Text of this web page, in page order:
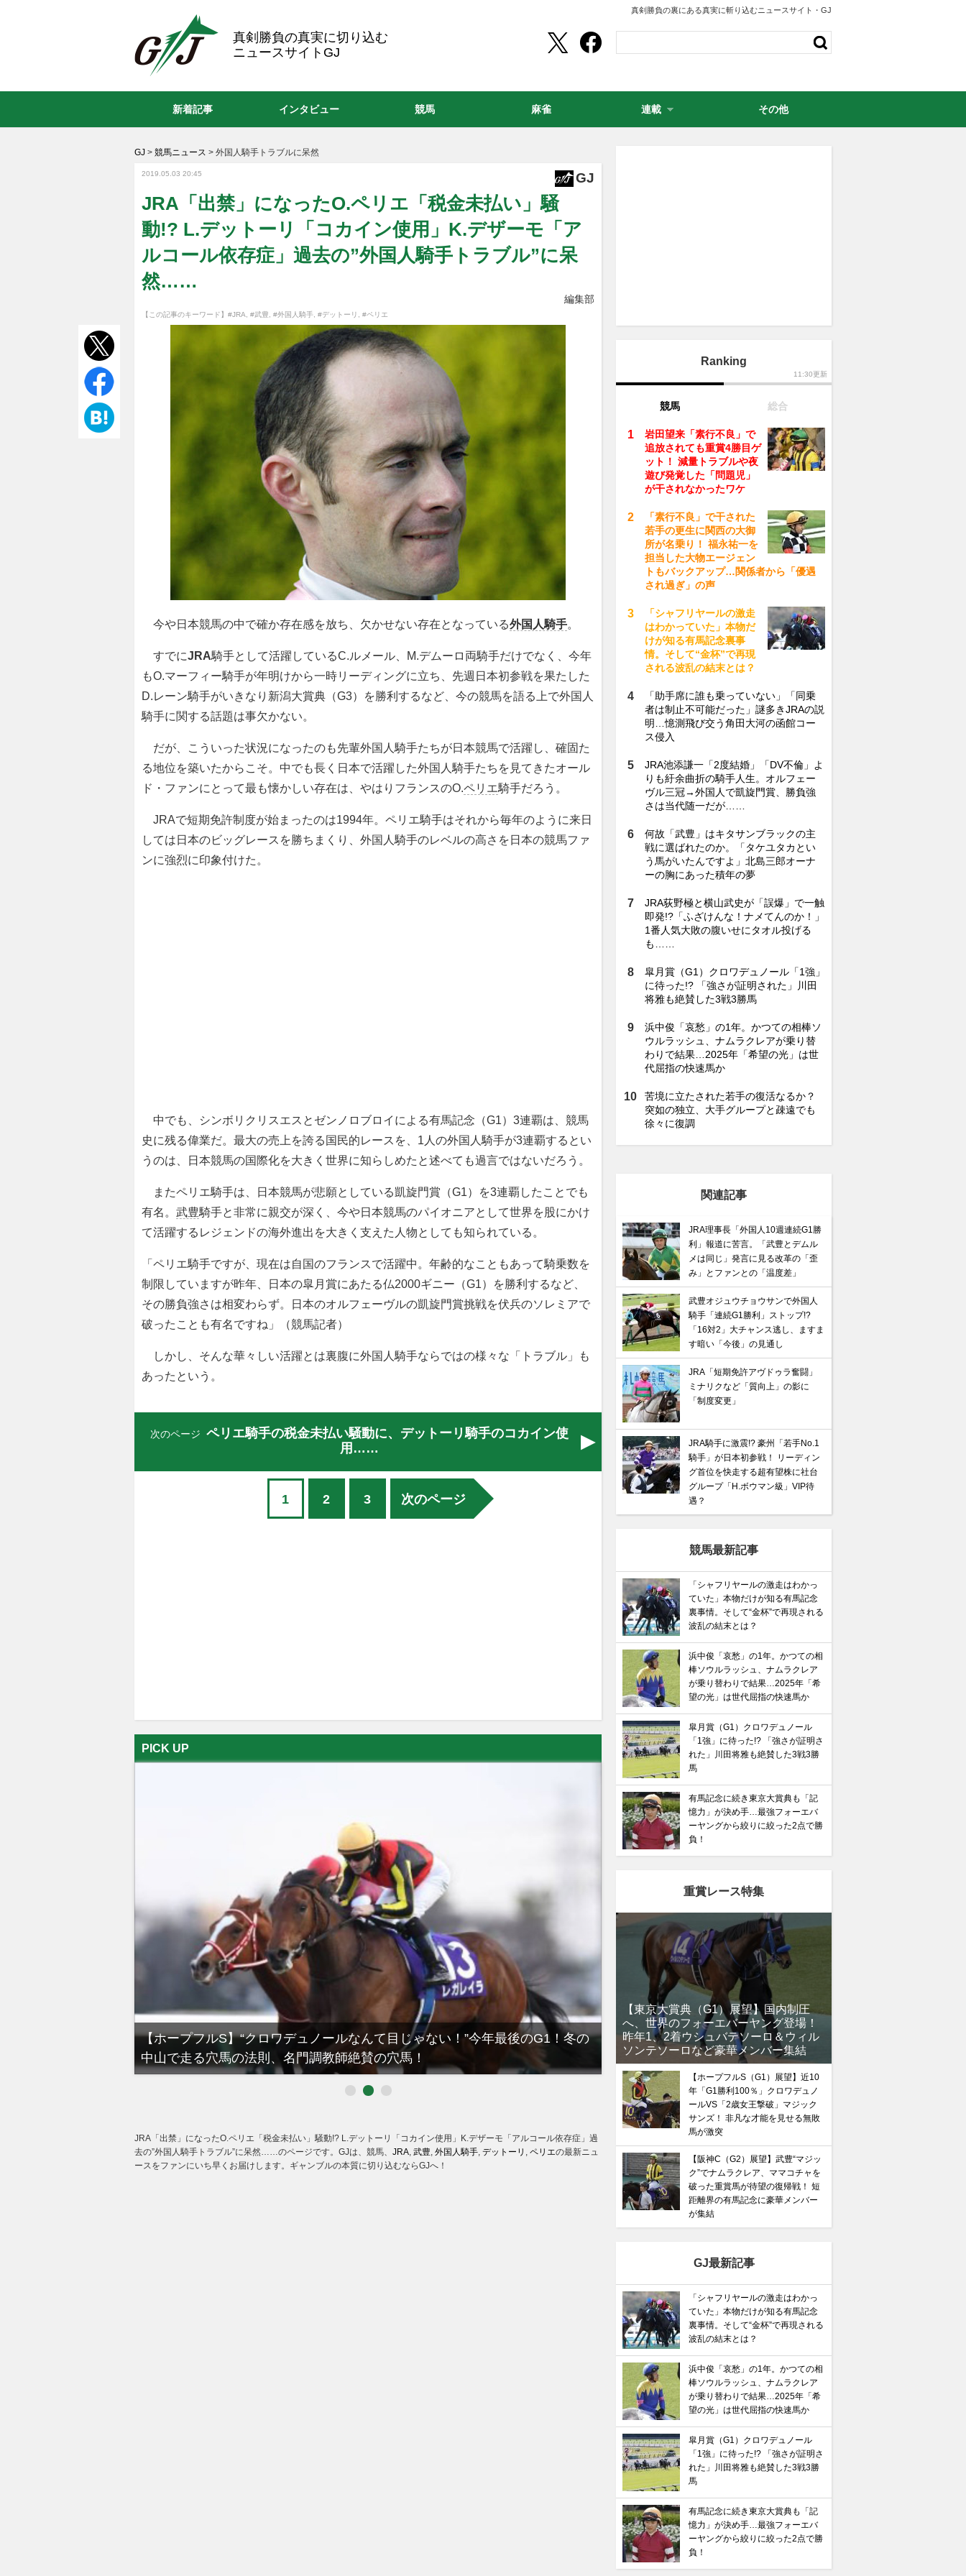
真剣勝負の裏にある真実に斬り込むニュースサイト・GJ
真剣勝負の真実に切り込む
ニュースサイトGJ
GJ > 競馬ニュース > 外国人騎手トラブルに呆然
2019.05.03 20:45 GJ
JRA「出禁」になったO.ペリエ「税金未払い」騒
動!? L.デットーリ「コカイン使用」K.デザーモ「ア
ルコール依存症」過去の”外国人騎手トラブル”に呆
然……
編集部
【この記事のキーワード】 #JRA #武豊 #外国人騎手 #デットーリ #ペリエ
今や日本競馬の中で確か存在感を放ち、欠かせない存在となっている外国人騎手。
すでにJRA騎手として活躍しているC.ルメール、M.デムーロ両騎手だけでなく、今年
もO.マーフィー騎手が年明けから一時リーディングに立ち、先週日本初参戦を果たした
D.レーン騎手がいきなり新潟大賞典（G3）を勝利するなど、今の競馬を語る上で外国人
騎手に関する話題は事欠かない。
だが、こういった状況になったのも先輩外国人騎手たちが日本競馬で活躍し、確固た
る地位を築いたからこそ。中でも長く日本で活躍した外国人騎手たちを見てきたオール
ド・ファンにとって最も懐かしい存在は、やはりフランスのO.ペリエ騎手だろう。
JRAで短期免許制度が始まったのは1994年。ペリエ騎手はそれから毎年のように来日
しては日本のビッグレースを勝ちまくり、外国人騎手のレベルの高さを日本の競馬ファ
ンに強烈に印象付けた。
中でも、シンボリクリスエスとゼンノロブロイによる有馬記念（G1）3連覇は、競馬
史に残る偉業だ。最大の売上を誇る国民的レースを、1人の外国人騎手が3連覇するとい
うのは、日本競馬の国際化を大きく世界に知らしめたと述べても過言ではないだろう。
またペリエ騎手は、日本競馬が悲願としている凱旋門賞（G1）を3連覇したことでも
有名。 武豊騎手と非常に親交が深く、今や日本競馬のパイオニアとして世界を股にかけ
て活躍するレジェンドの海外進出を大きく支えた人物としても知られている。
「ペリエ騎手ですが、現在は自国のフランスで活躍中。年齢的なこともあって騎乗数を
制限していますが昨年、日本の皐月賞にあたる仏2000ギニー（G1）を勝利するなど、
その勝負強さは相変わらず。日本のオルフェーヴルの凱旋門賞挑戦を伏兵のソレミアで
破ったことも有名ですね」（競馬記者）
しかし、そんな華々しい活躍とは裏腹に外国人騎手ならではの様々な「トラブル」も
あったという。
次のページ ペリエ騎手の税金未払い騒動に、デットーリ騎手のコカイン使
用……
1 2 3 次のページ
PICK UP
【ホープフルS】“クロワデュノールなんて目じゃない！”今年最後のG1！冬の
中山で走る穴馬の法則、名門調教師絶賛の穴馬！
【有馬記念】武豊×ドウデュースを逆転できる候補3頭！と絶
るべき“隠れ穴馬！”
JRA「出禁」になったO.ペリエ「税金未払い」騒動!? L.デットーリ「コカイン使用」K.デザーモ「アルコール依存症」過
去の”外国人騎手トラブル”に呆然……のページです。GJは、競馬、 JRA, 武豊, 外国人騎手, デットーリ , ペリエの最新ニュ
ースをファンにいち早くお届けします。ギャンブルの本質に切り込むならGJへ！
Ranking
11:30更新
競馬 総合
岩田望来「素行不良」で
追放されても重賞4勝目ゲ
ット！ 減量トラブルや夜
遊び発覚した「問題児」
が干されなかったワケ
「素行不良」で干された
若手の更生に関西の大御
所が名乗り！ 福永祐一を
担当した大物エージェン
トもバックアップ…関係者から「優遇
され過ぎ」の声
「シャフリヤールの激走
はわかっていた」本物だ
けが知る有馬記念裏事
情。そして“金杯”で再現
される波乱の結末とは？
「助手席に誰も乗っていない」「同乗
者は制止不可能だった」謎多きJRAの説
明…憶測飛び交う角田大河の函館コー
ス侵入
JRA池添謙一「2度結婚」「DV不倫」よ
りも紆余曲折の騎手人生。オルフェー
ヴル三冠→外国人で凱旋門賞、勝負強
さは当代随一だが……
何故「武豊」はキタサンブラックの主
戦に選ばれたのか。「タケユタカとい
う馬がいたんですよ」北島三郎オーナ
ーの胸にあった積年の夢
JRA荻野極と横山武史が「誤爆」で一触
即発!?「ふざけんな！ナメてんのか！」
1番人気大敗の腹いせにタオル投げる
も……
皐月賞（G1）クロワデュノール「1強」
に待った!? 「強さが証明された」川田
将雅も絶賛した3戦3勝馬
浜中俊「哀愁」の1年。かつての相棒ソ
ウルラッシュ、ナムラクレアが乗り替
わりで結果…2025年「希望の光」は世
代屈指の快速馬か
苦境に立たされた若手の復活なるか？
突如の独立、大手グループと疎遠でも
徐々に復調
関連記事
JRA理事長「外国人10週連続G1勝
利」報道に苦言。「武豊とデムル
メは同じ」発言に見る改革の「歪
み」とファンとの「温度差」
武豊オジュウチョウサンで外国人
騎手「連続G1勝利」ストップ!?
「16対2」大チャンス逃し、ますま
す暗い「今後」の見通し
JRA「短期免許アヴドゥラ奮闘」
ミナリクなど「質向上」の影に
「制度変更」
JRA騎手に激震!? 豪州「若手No.1
騎手」が日本初参戦！ リーディン
グ首位を快走する超有望株に社台
グループ「H.ボウマン級」VIP待
遇？
競馬最新記事
「シャフリヤールの激走はわかっ
ていた」本物だけが知る有馬記念
裏事情。そして“金杯”で再現される
波乱の結末とは？
浜中俊「哀愁」の1年。かつての相
棒ソウルラッシュ、ナムラクレア
が乗り替わりで結果…2025年「希
望の光」は世代屈指の快速馬か
皐月賞（G1）クロワデュノール
「1強」に待った!? 「強さが証明さ
れた」川田将雅も絶賛した3戦3勝
馬
有馬記念に続き東京大賞典も「記
憶力」が決め手…最強フォーエバ
ーヤングから絞りに絞った2点で勝
負！
重賞レース特集
【東京大賞典（G1）展望】国内制圧
へ、世界のフォーエバーヤング登場！
昨年1、2着ウシュバテソーロ＆ウィル
ソンテソーロなど豪華メンバー集結
【ホープフルS（G1）展望】近10
年「G1勝利100％」クロワデュノ
ールVS「2歳女王撃破」マジック
サンズ！ 非凡な才能を見せる無敗
馬が激突
【阪神C（G2）展望】武豊“マジッ
ク”でナムラクレア、ママコチャを
破った重賞馬が待望の復帰戦！ 短
距離界の有馬記念に豪華メンバー
が集結
GJ最新記事
「シャフリヤールの激走はわかっ
ていた」本物だけが知る有馬記念
裏事情。そして“金杯”で再現される
波乱の結末とは？
浜中俊「哀愁」の1年。かつての相
棒ソウルラッシュ、ナムラクレア
が乗り替わりで結果…2025年「希
望の光」は世代屈指の快速馬か
皐月賞（G1）クロワデュノール
「1強」に待った!? 「強さが証明さ
れた」川田将雅も絶賛した3戦3勝
馬
有馬記念に続き東京大賞典も「記
憶力」が決め手…最強フォーエバ
ーヤングから絞りに絞った2点で勝
負！
新着記事 インタビュー 競馬 麻雀 連載 その他